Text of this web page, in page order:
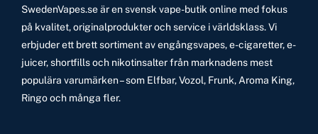
SwedenVapes.se är en svensk vape-butik online med fokus
på kvalitet, originalprodukter och service i världsklass. Vi
erbjuder ett brett sortiment av engångsvapes, e-cigaretter, e-
juicer, shortfills och nikotinsalter från marknadens mest
populära varumärken – som Elfbar, Vozol, Frunk, Aroma King,
Ringo och många fler.